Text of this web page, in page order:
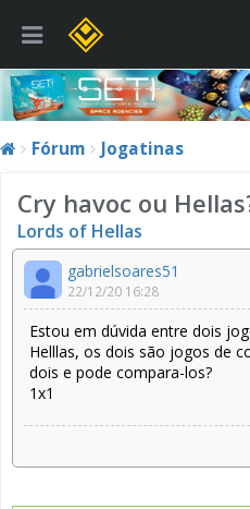
Fórum Jogatinas
Cry havoc ou
Lords of Hellas
gabrielsoares51
22/12/20 16:28
Estou em dúvida entre dois
Helllas, os dois são jogos de
dois e pode compara-los?
1x1